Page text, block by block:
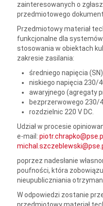
zainteresowanych o
przedmiotowego
Przedmiotowy materiał
funkcjonalne dla
stosowania w obiektach
zakresie zasilania:
średniego napięcia
niskiego napięcia 230/
awaryjnego (agregaty
bezprzerwowego 230/
rozdzielnic 220 V DC.
Udział w procesie
e-mail: piotr.chrapko@pse.pl
poprzez nadesłanie
poufności, która
nieupubliczniania
W odpowiedzi zostanie